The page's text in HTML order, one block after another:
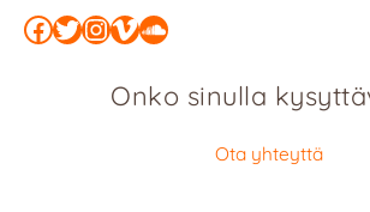
Facebook
Twitter
Instagram
Vimeo
SoundCloud
Onko sinulla
Ota yhteyttä